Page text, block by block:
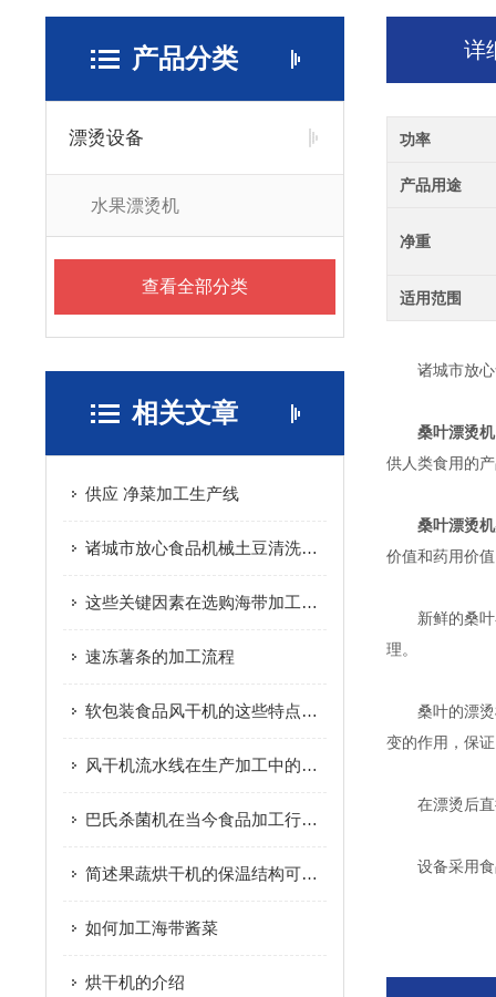
产品分类
漂烫设备
水果漂烫机
查看全部分类
相关文章
供应 净菜加工生产线
诸城市放心食品机械土豆清洗机详细介绍
这些关键因素在选购海带加工设备时要多加注意
速冻薯条的加工流程
软包装食品风干机的这些特点您知道吗？
风干机流水线在生产加工中的特点
巴氏杀菌机在当今食品加工行业的地位
简述果蔬烘干机的保温结构可选方式
如何加工海带酱菜
烘干机的介绍
详
功率
产品用途
净重
适用范围
诸城市放心
桑叶漂烫机
供人类食用的
桑叶漂烫机
价值和药用价
新鲜的桑叶在
理。
桑叶的漂烫机
变的作用，保
在漂烫后直接
设备采用食品